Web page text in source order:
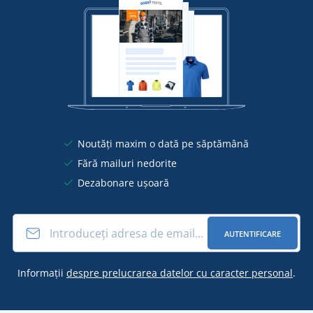
Noutăți maxim o dată pe săptămână
Fără mailuri nedorite
Dezabonare ușoară
AUTENTIFICARE
Informații despre prelucrarea datelor cu caracter personal.